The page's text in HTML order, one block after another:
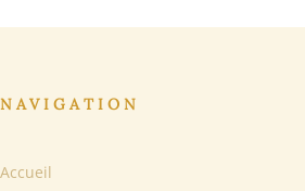
NAVIGATION
Accueil